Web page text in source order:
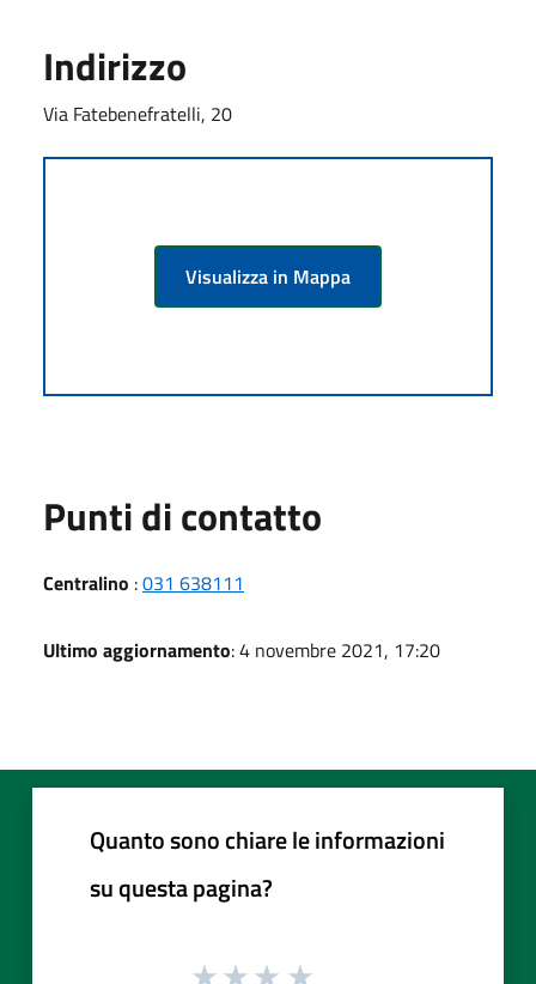
Indirizzo
Via Fatebenefratelli, 20
Visualizza in Mappa
Punti di contatto
Centralino :031 638111
Ultimo aggiornamento: 4 novembre 2021, 17:20
Quanto sono chiare le informazioni
su questa pagina?